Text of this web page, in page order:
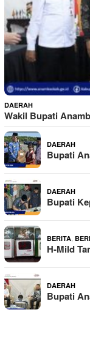
DAERAH
Wakil Bupati
DAERAH
Bupati
DAERAH
Bupati
BERITA
H-Mild
DAERAH
Bupati